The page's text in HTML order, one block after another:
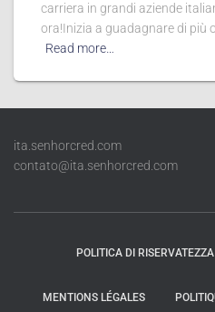
carriera in grandi aziende
ora!Inizia a guadagnare di più
Read more…
ita.senhorcred.com
contato@ita.senhorcred.com
POLITICA DI RISERVATEZZA
MENTIONS LÉGALES